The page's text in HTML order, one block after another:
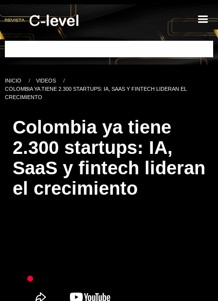
Pasar al contenido principal
Buscar
Ruta de navegación
INICIO
VIDEOS
CURRENT:
COLOMBIA YA TIENE 2.300 STARTUPS: IA, SAAS Y FINTECH LIDERAN EL
CRECIMIENTO
Colombia ya tiene
2.300 startups: IA,
SaaS y fintech lideran
el crecimiento